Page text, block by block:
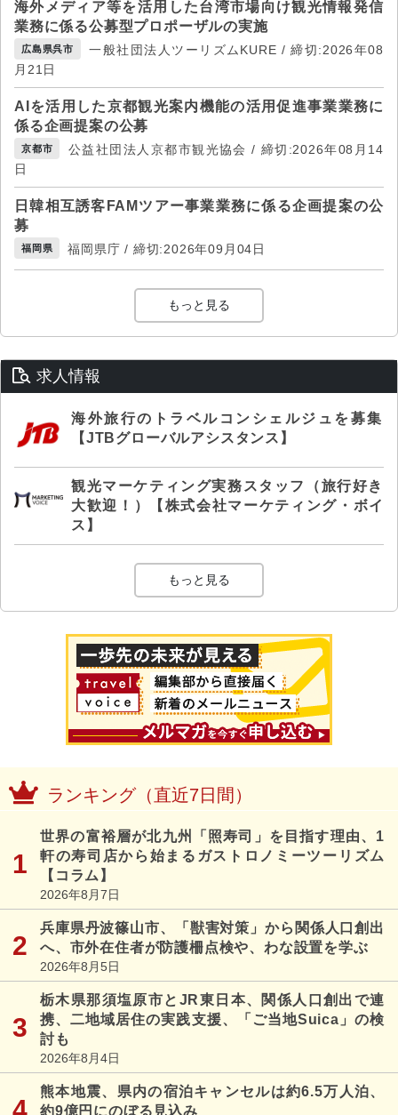
海外メディア等を活用した台湾市場向け観光情報発信
業務に係る公募型プロポーザルの実施
広島県呉市
一般社団法人ツーリズムKURE / 締切:2026年08
月21日
AIを活用した京都観光案内機能の活用促進事業業務に
係る企画提案の公募
京都市
公益社団法人京都市観光協会 / 締切:2026年08月14
日
日韓相互誘客FAMツアー事業業務に係る企画提案の公
募
福岡県 福岡県庁 / 締切:2026年09月04日
もっと見る
求人情報
海外旅行のトラベルコンシェルジュを募集
【JTBグローバルアシスタンス】
観光マーケティング実務スタッフ（旅行好き
大歓迎！）【株式会社マーケティング・ボイ
ス】
もっと見る
ランキング（直近7日間）
世界の富裕層が北九州「照寿司」を目指す理由、1
軒の寿司店から始まるガストロノミーツーリズム
【コラム】
2026年8月7日
兵庫県丹波篠山市、「獣害対策」から関係人口創出
へ、市外在住者が防護柵点検や、わな設置を学ぶ
2026年8月5日
栃木県那須塩原市とJR東日本、関係人口創出で連
携、二地域居住の実践支援、「ご当地Suica」の検
討も
2026年8月4日
熊本地震、県内の宿泊キャンセルは約6.5万人泊、
約9億円にのぼる見込み